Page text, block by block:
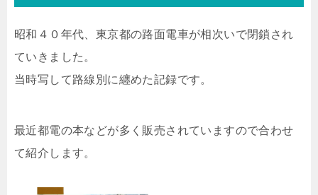
昭和４０年代、東京都の路面電車が相次いで閉鎖され
ていきました。
当時写して路線別に纏めた記録です。
最近都電の本などが多く販売されていますので合わせ
て紹介します。